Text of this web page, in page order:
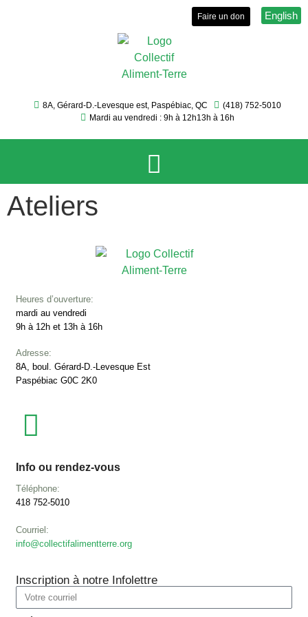
Faire un don English
8A, Gérard-D.-Levesque est, Paspébiac, QC
(418) 752-5010
Mardi au vendredi : 9h à 12h13h à 16h
Le Collectif
Événements
Ateliers
Heures d’ouverture:
mardi au vendredi
9h à 12h et 13h à 16h
Adresse:
8A, boul. Gérard-D.-Levesque Est
Paspébiac G0C 2K0
Info ou rendez-vous
Téléphone:
418 752-5010
Courriel:
info@collectifalimentterre.org
Inscription à notre Infolettre